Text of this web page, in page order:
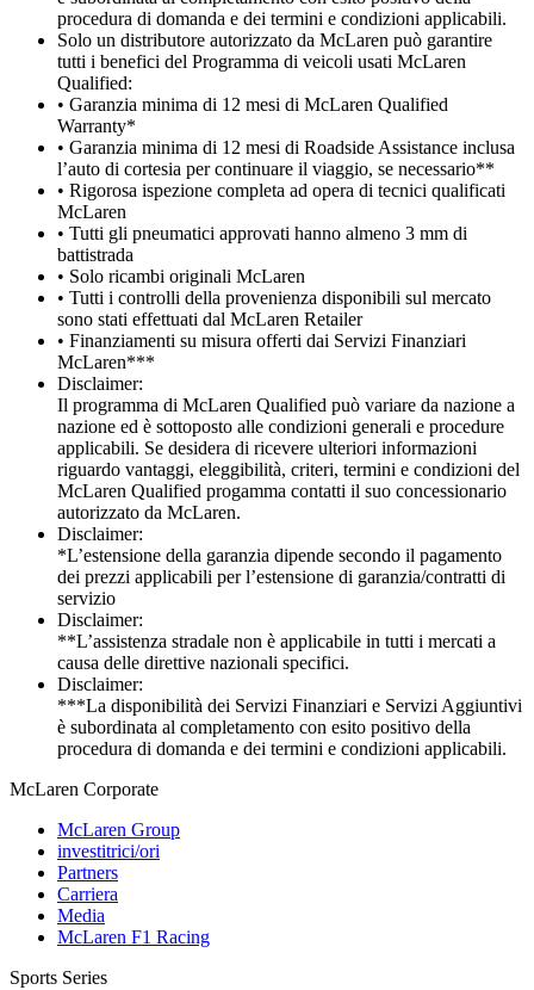
procedura di domanda e dei termini e condizioni applicabili.
Solo un distributore autorizzato da McLaren può garantire
tutti i benefici del Programma di veicoli usati McLaren
Qualified:
• Garanzia minima di 12 mesi di McLaren Qualified
Warranty*
• Garanzia minima di 12 mesi di Roadside Assistance inclusa
l’auto di cortesia per continuare il viaggio, se necessario**
• Rigorosa ispezione completa ad opera di tecnici qualificati
McLaren
• Tutti gli pneumatici approvati hanno almeno 3 mm di
battistrada
• Solo ricambi originali McLaren
• Tutti i controlli della provenienza disponibili sul mercato
sono stati effettuati dal McLaren Retailer
• Finanziamenti su misura offerti dai Servizi Finanziari
McLaren***
Disclaimer:
Il programma di McLaren Qualified può variare da nazione a
nazione ed è sottoposto alle condizioni generali e procedure
applicabili. Se desidera di ricevere ulteriori informazioni
riguardo vantaggi, eleggibilità, criteri, termini e condizioni del
McLaren Qualified progamma contatti il suo concessionario
autorizzato da McLaren.
Disclaimer:
*L’estensione della garanzia dipende secondo il pagamento
dei prezzi applicabili per l’estensione di garanzia/contratti di
servizio
Disclaimer:
**L’assistenza stradale non è applicabile in tutti i mercati a
causa delle direttive nazionali specifici.
Disclaimer:
***La disponibilità dei Servizi Finanziari e Servizi Aggiuntivi
è subordinata al completamento con esito positivo della
procedura di domanda e dei termini e condizioni applicabili.
McLaren Corporate
McLaren Group
investitrici/ori
Partners
Carriera
Media
McLaren F1 Racing
Sports Series